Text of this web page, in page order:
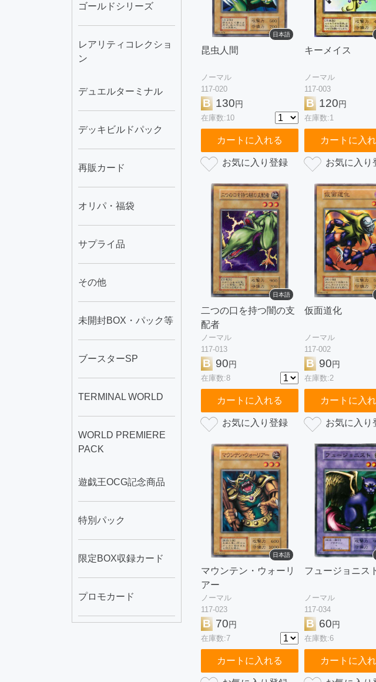
ゴールドシリーズ
レアリティコレクショ
ン
デュエルターミナル
デッキビルドパック
再販カード
オリパ・福袋
サプライ品
その他
未開封BOX・パック等
ブースターSP
TERMINAL WORLD
WORLD PREMIERE
PACK
遊戯王OCG記念商品
特別パック
限定BOX収録カード
プロモカード
日本語
昆虫人間
ノーマル
117-020
B 130円
在庫数:10
カートに入れる
キーメイス
ノーマル
117-003
B 120円
在庫数:1
カートに入
日本語
二つの口を持つ闇の支
配者
ノーマル
117-013
B 90円
在庫数:8
カートに入れる
仮面道化
ノーマル
117-002
B 90円
在庫数:2
カートに入
日本語
マウンテン・ウォーリ
アー
ノーマル
117-023
B 70円
在庫数:7
カートに入れる
フュージョニス
ノーマル
117-034
B 60円
在庫数:6
カートに入